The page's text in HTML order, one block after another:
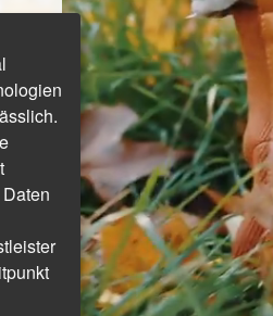
für
ein